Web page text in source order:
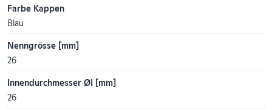
Farbe Kappen
Blau
Nenngrösse [mm]
26
Innendurchmesser ØI [mm]
26